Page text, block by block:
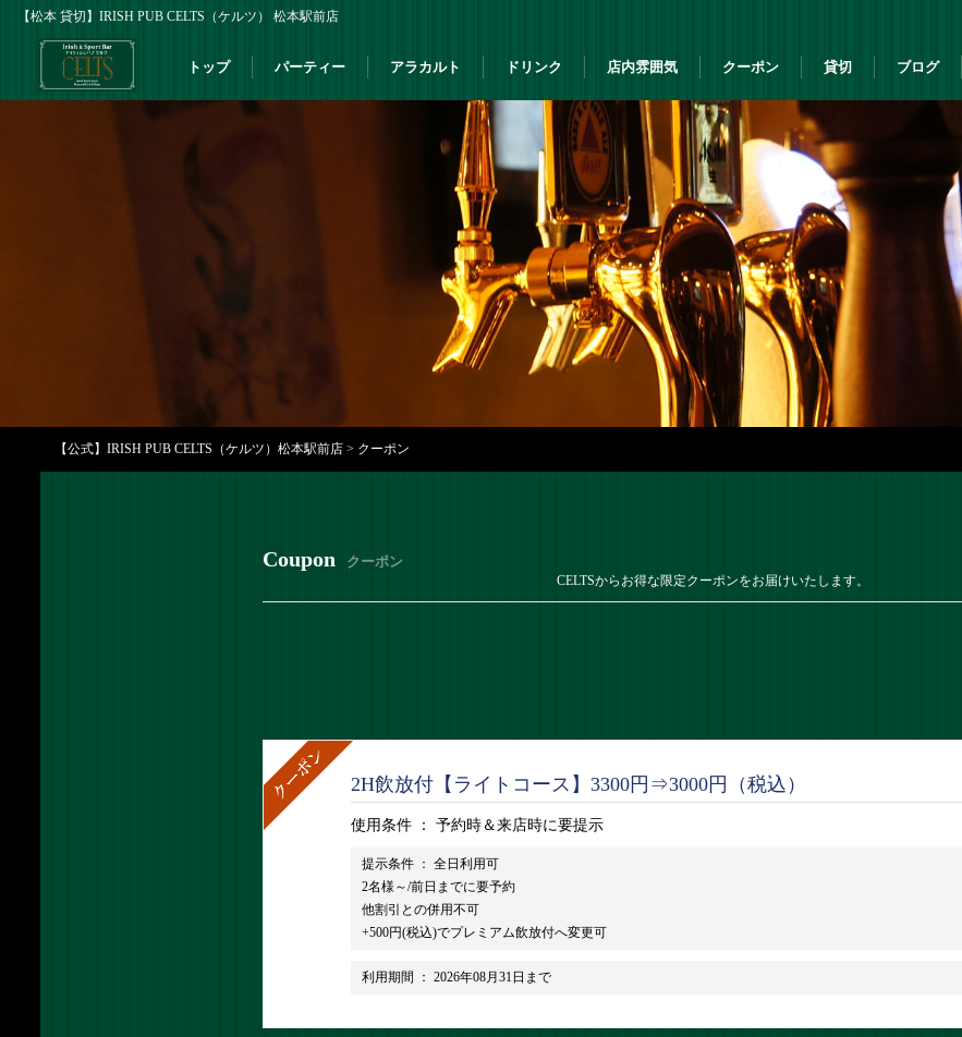
【松本 貸切】IRISH PUB CELTS（ケルツ） 松本駅前店
トップ パーティー アラカルト ドリンク 店内雰囲気 クーポン 貸切 ブログ
【公式】IRISH PUB CELTS（ケルツ）松本駅前店 > クーポン
Coupon クーポン
CELTSからお得な限定クーポンをお届けいたします。
2H飲放付【ライトコース】3300円⇒3000円（税込）
使用条件 ： 予約時＆来店時に要提示
提示条件 ： 全日利用可
2名様～/前日までに要予約
他割引との併用不可
+500円(税込)でプレミアム飲放付へ変更可
利用期間 ： 2026年08月31日まで